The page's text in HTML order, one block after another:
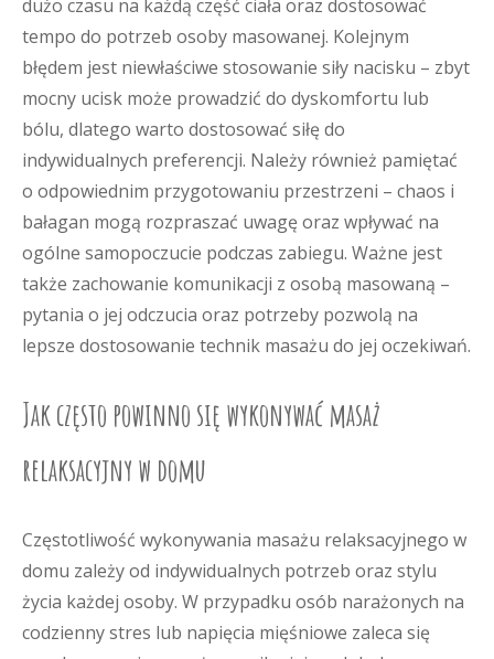
dużo czasu na każdą część ciała oraz dostosować
tempo do potrzeb osoby masowanej. Kolejnym
błędem jest niewłaściwe stosowanie siły nacisku – zbyt
mocny ucisk może prowadzić do dyskomfortu lub
bólu, dlatego warto dostosować siłę do
indywidualnych preferencji. Należy również pamiętać
o odpowiednim przygotowaniu przestrzeni – chaos i
bałagan mogą rozpraszać uwagę oraz wpływać na
ogólne samopoczucie podczas zabiegu. Ważne jest
także zachowanie komunikacji z osobą masowaną –
pytania o jej odczucia oraz potrzeby pozwolą na
lepsze dostosowanie technik masażu do jej oczekiwań.
Jak często powinno się wykonywać masaż
relaksacyjny w domu
Częstotliwość wykonywania masażu relaksacyjnego w
domu zależy od indywidualnych potrzeb oraz stylu
życia każdej osoby. W przypadku osób narażonych na
codzienny stres lub napięcia mięśniowe zaleca się